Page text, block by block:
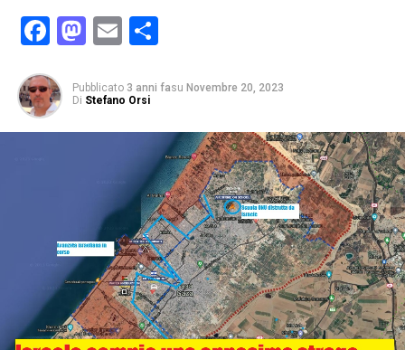
Facebook
Mastodon
EmailCondividi
Pubblicato 3 anni fasu Novembre 20, 2023
Di Stefano Orsi